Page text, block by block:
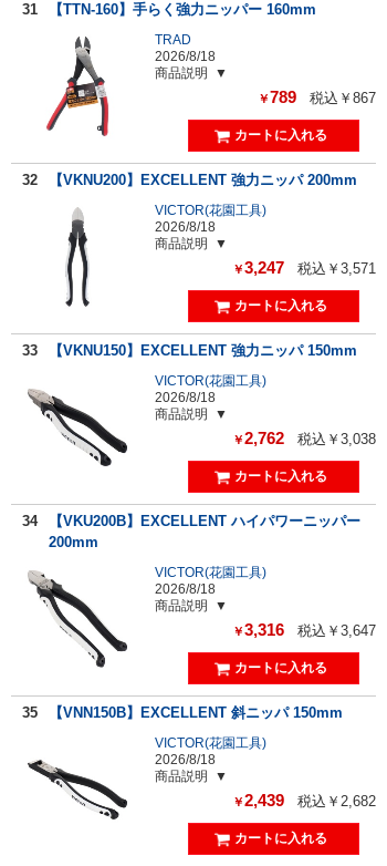
31 【TTN-160】手らく強力ニッパー 160mm
TRAD
2026/8/18
商品説明
￥789 税込￥867
32 【VKNU200】EXCELLENT 強力ニッパ 200mm
VICTOR(花園工具)
2026/8/18
商品説明
￥3,247 税込￥3,571
33 【VKNU150】EXCELLENT 強力ニッパ 150mm
VICTOR(花園工具)
2026/8/18
商品説明
￥2,762 税込￥3,038
34
【VKU200B】EXCELLENT ハイパワーニッパー
200mm
VICTOR(花園工具)
2026/8/18
商品説明
￥3,316 税込￥3,647
35 【VNN150B】EXCELLENT 斜ニッパ 150mm
VICTOR(花園工具)
2026/8/18
商品説明
￥2,439 税込￥2,682